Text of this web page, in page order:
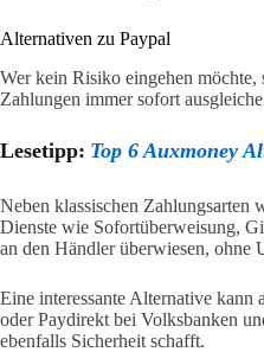
Alternativen zu Paypal
Wer kein Risiko eingehen möchte,
Zahlungen immer sofort
Lesetipp: Top 6 Auxmoney
Neben klassischen Zahlungsarten
Dienste wie Sofortüberweisung,
an den Händler überwiesen, ohne
Eine interessante Alternative
oder Paydirekt bei Volksbanken
ebenfalls Sicherheit schafft.